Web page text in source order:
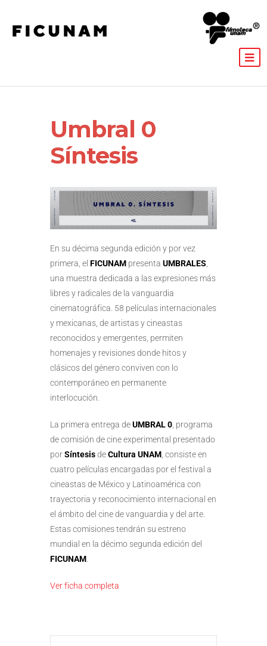
Umbral 0
Síntesis
En su décima segunda edición y por vez
primera, el FICUNAM presenta UMBRALES,
una muestra dedicada a las expresiones más
libres y radicales de la vanguardia
cinematográfica. 58 películas internacionales
y mexicanas, de artistas y cineastas
reconocidos y emergentes, permiten
homenajes y revisiones donde hitos y
clásicos del género conviven con lo
contemporáneo en permanente
interlocución.
La primera entrega deUMBRAL 0, programa
de comisión de cine experimental presentado
porSíntesisdeCultura UNAM, consiste en
cuatro películas encargadas por el festival a
cineastas de México y Latinoamérica con
trayectoria y reconocimiento internacional en
el ámbito del cine de vanguardia y del arte.
Estas comisiones tendrán su estreno
mundial en la décimo segunda edición del
FICUNAM.
Ver ficha completa